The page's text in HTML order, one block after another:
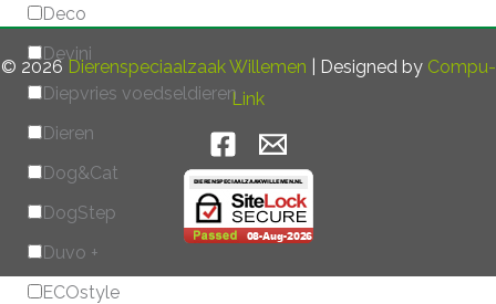
Deco
Devini
Diepvries voedseldieren
Dieren
Dog&Cat
DogStep
Duvo +
ECOstyle
© 2026 Dierenspeciaalzaak Willemen | Designed by Compu-
Link